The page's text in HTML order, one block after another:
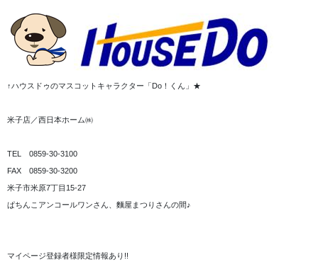
↑ハウスドゥのマスコットキャラクター「Do！くん」★
米子店／西日本ホーム㈱
TEL 0859-30-3100
FAX 0859-30-3200
米子市米原7丁目15-27
ぱちんこアンコールワンさん、麵屋まつりさんの間♪
マイページ登録者様限定情報あり!!